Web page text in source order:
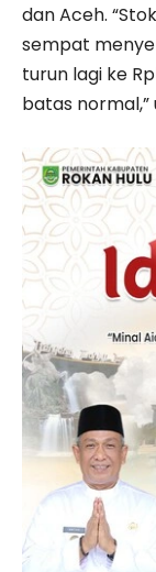
dan Aceh.
sempat
turun lagi ke
batas normal,”